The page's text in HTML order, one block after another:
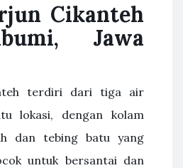
Cikanteh
Jawa
terdiri dari tiga air
lokasi, dengan kolam
dan tebing batu yang
untuk bersantai dan